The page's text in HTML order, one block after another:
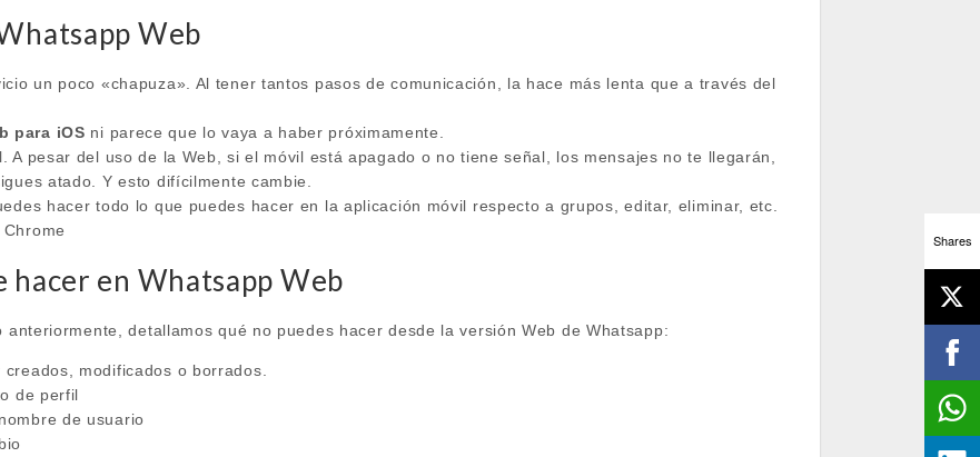
Web
un poco «chapuza». Al tener tantos pasos de comunicación, la hace más lenta que a través del
para iOS ni parece que lo vaya a haber próximamente.
A pesar del uso de la Web, si el móvil está apagado o no tiene señal, los mensajes no te llegarán,
atado. Y esto difícilmente cambie.
hacer todo lo que puedes hacer en la aplicación móvil respecto a grupos, editar, eliminar, etc.
hacer en Whatsapp Web
anteriormente, detallamos qué no puedes hacer desde la versión Web de Whatsapp:
modificados o borrados.
de perfil
de usuario
Shares